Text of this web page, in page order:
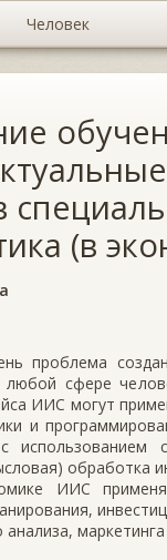
Человек
(в
проблема
сфере
ИИС могут
и
использованием
обработка
ИИС
маркетинга